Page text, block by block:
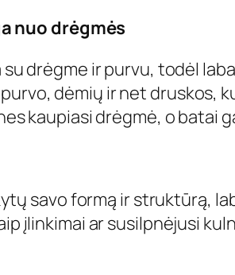
nuo drėgmės
drėgme ir purvu, todėl
dėmių ir net druskos,
kaupiasi drėgmė, o batai
savo formą ir struktūrą,
įlinkimai ar susilpnėjusi